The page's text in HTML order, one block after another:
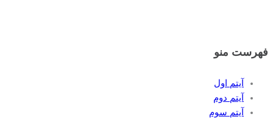
فهرست منو
آیتم اول
آیتم دوم
آیتم سوم